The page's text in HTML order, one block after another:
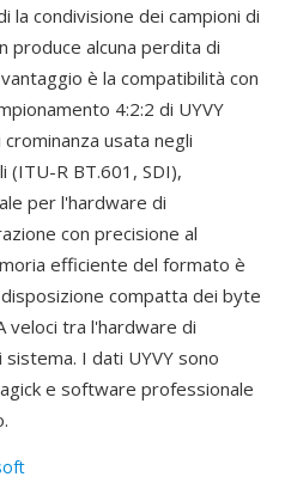
la condivisione dei campioni di
produce alcuna perdita di
è la compatibilità con
4:2:2 di UYVY
usata negli
(ITU-R BT.601, SDI),
per l'hardware di
con precisione al
efficiente del formato è
compatta dei byte
veloci tra l'hardware di
I dati UYVY sono
e software professionale